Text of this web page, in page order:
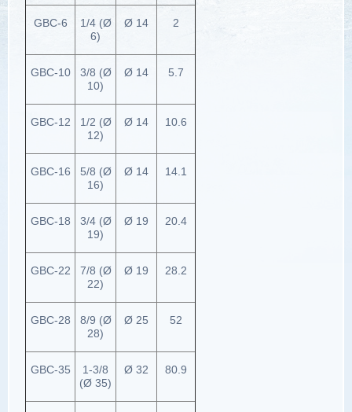
GBC-6
1/4 (Ø
6)
Ø 14 2
GBC-10
3/8 (Ø
10)
Ø 14 5.7
GBC-12
1/2 (Ø
12)
Ø 14 10.6
GBC-16
5/8 (Ø
16)
Ø 14 14.1
GBC-18
3/4 (Ø
19)
Ø 19 20.4
GBC-22
7/8 (Ø
22)
Ø 19 28.2
GBC-28
8/9 (Ø
28)
Ø 25 52
GBC-35
1-3/8
(Ø 35)
Ø 32 80.9